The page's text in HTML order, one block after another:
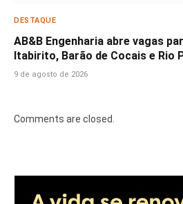
DESTAQUE
AB&B Engenharia abre vagas
Itabirito, Barão de Cocais e Rio
9 de agosto de 2026
Comments are closed.